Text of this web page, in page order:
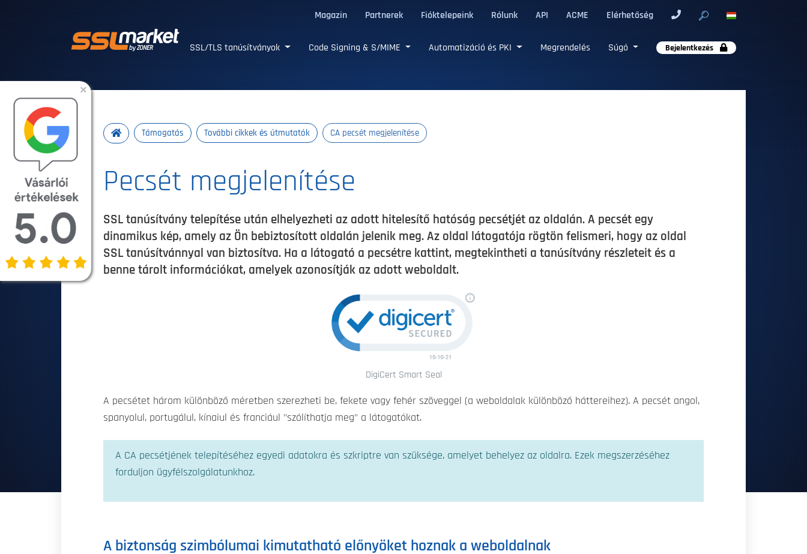
Magazin Partnerek Fióktelepeink Rólunk API ACME Elérhetőség
SSL/TLS tanúsítványok Code Signing & S/MIME Automatizáció és PKI Megrendelés Súgó Bejelentkezés
Támogatás További cikkek és útmutatók CA pecsét megjelenítése
Pecsét megjelenítése
SSL tanúsítvány telepítése után elhelyezheti az adott hitelesítő hatóság pecsétjét az oldalán. A pecsét egy
dinamikus kép, amely az Ön bebiztosított oldalán jelenik meg. Az oldal látogatója rögtön felismeri, hogy az oldal
SSL tanúsítvánnyal van biztosítva. Ha a látogató a pecsétre kattint, megtekintheti a tanúsítvány részleteit és a
benne tárolt információkat, amelyek azonosítják az adott weboldalt.
DigiCert Smart Seal
A pecsétet három különböző méretben szerezheti be, fekete vagy fehér szöveggel (a weboldalak különböző háttereihez). A pecsét angol,
spanyolul, portugálul, kínaiul és franciául "szólíthatja meg" a látogatókat.
A CA pecsétjének telepítéséhez egyedi adatokra és szkriptre van szüksége, amelyet behelyez az oldalra. Ezek megszerzéséhez
forduljon ügyfélszolgálatunkhoz.
A biztonság szimbólumai kimutatható előnyöket hoznak a weboldalnak
×